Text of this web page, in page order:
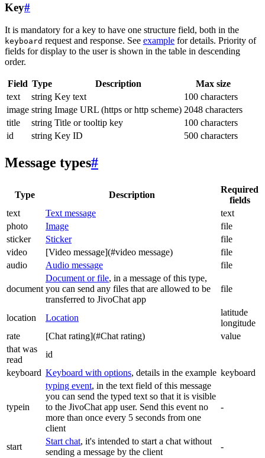
Key#
It is mandatory for a key to have one structure field, both in the
keyboard request and response. See example for details. Priority of
fields for display to the user is shown in the table in descending
order.
Field Type Description
Max size
text
string Key text
100 characters
image string Image URL (https or http scheme) 2048 characters
title
string Title or tooltip key
100 characters
id
string Key ID 500 characters
Message types#
Type Description
Required
fields
text
Text message
text
photo
Image
file
sticker
Sticker
file
video
[Video message](#video message)
file
audio
Audio message file
document
Document or file, in a message of this type,
you can send any files that are allowed to be
transferred to JivoChat app
file
location Location
latitude
longitude
rate
[Chat rating](#Chat rating)
value
that was
read
id
keyboard Keyboard with options, details in the example keyboard
typein
typing event, in the text field of this message
you can send the typed text so that it is visible
to the JivoChat app user. Send this event no
more than once every 5 seconds from one
client
-
start
Start chat, it's intended to start a chat without
sending a message by the client
-